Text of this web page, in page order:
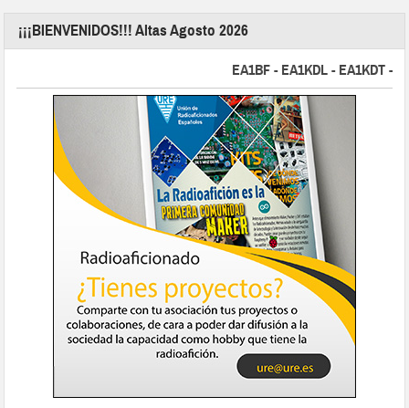
¡¡¡BIENVENIDOS!!! Altas Agosto 2026
EA1BF - EA1KDL - EA1KDT -